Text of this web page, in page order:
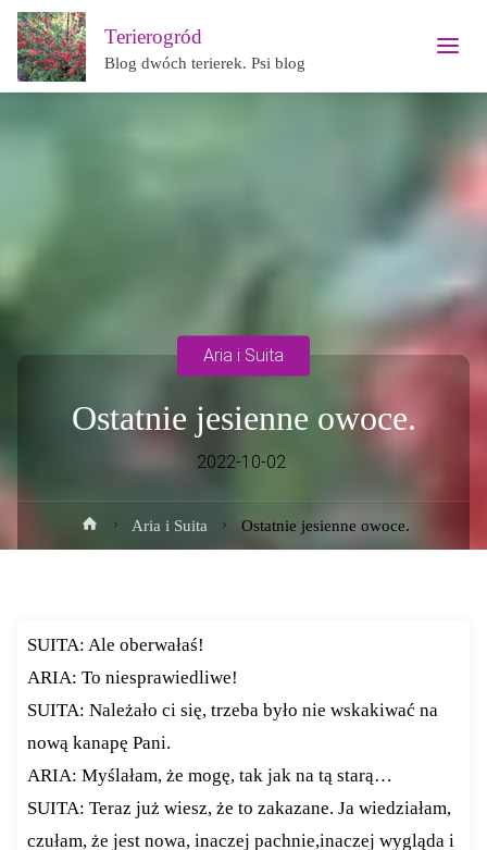
Terierogród
Blog dwóch terierek. Psi blog
Ostatnie jesienne owoce.
2022-10-02
Aria i Suita
Strona
główna
Aria i Suita Ostatnie jesienne owoce.
SUITA: Ale oberwałaś!
ARIA: To niesprawiedliwe!
SUITA: Należało ci się, trzeba było nie wskakiwać na
nową kanapę Pani.
ARIA: Myślałam, że mogę, tak jak na tą starą…
SUITA: Teraz już wiesz, że to zakazane. Ja wiedziałam,
czułam, że jest nowa, inaczej pachnie,inaczej wygląda i